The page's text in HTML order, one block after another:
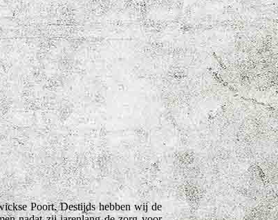
Poort. Destijds hebben wij de